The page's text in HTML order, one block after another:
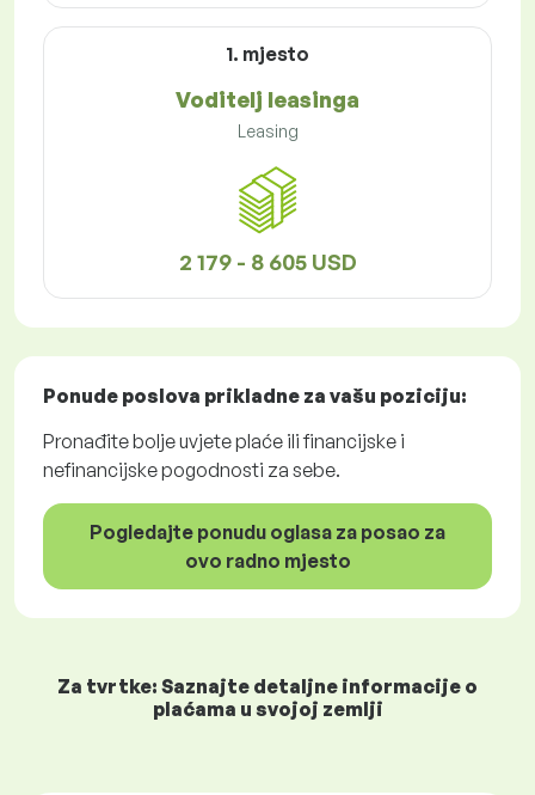
1. mjesto
Voditelj leasinga
Leasing
2 179 - 8 605 USD
Ponude poslova prikladne za vašu poziciju:
Pronađite bolje uvjete plaće ili financijske i
nefinancijske pogodnosti za sebe.
Pogledajte ponudu oglasa za posao za
ovo radno mjesto
Za tvrtke: Saznajte detaljne informacije o
plaćama u svojoj zemlji